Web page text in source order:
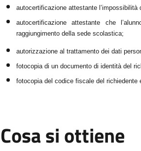
autocertificazione attestante l’impossibilità
autocertificazione attestante che
raggiungimento della sede scolastica;
autorizzazione al trattamento dei dati
fotocopia di un documento di identità del
fotocopia del codice fiscale del richiedente
Cosa si ottiene